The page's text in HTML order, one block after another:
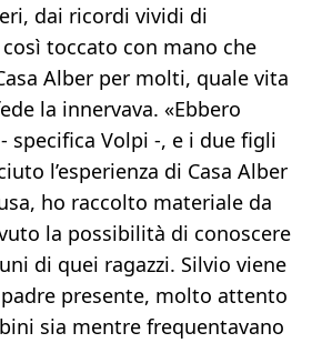
dai ricordi vividi di
toccato con mano che
Alber per molti, quale vita
la innervava. «Ebbero
specifica Volpi -, e i due figli
l’esperienza di Casa Alber
ho raccolto materiale da
la possibilità di conoscere
di quei ragazzi. Silvio viene
presente, molto attento
sia mentre frequentavano